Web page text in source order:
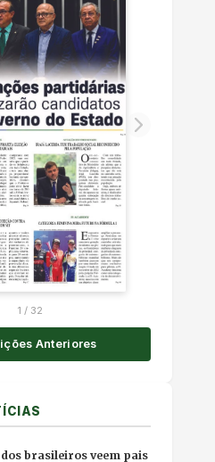
1 / 32
Anteriores
brasileiros veem pais